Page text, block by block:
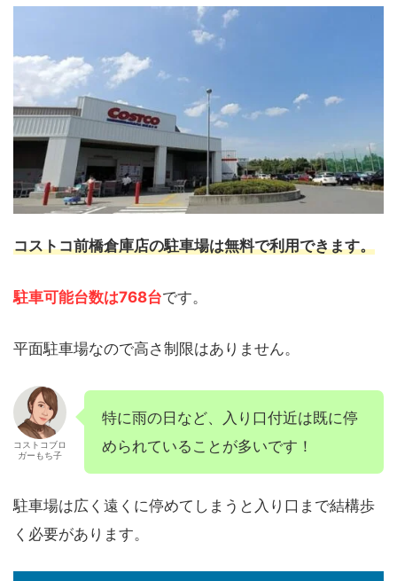
コストコ前橋倉庫店の駐車場は無料で利用できます。
駐車可能台数は768台です。
平面駐車場なので高さ制限はありません。
コストコブロ
ガーもち子
特に雨の日など、入り口付近は既に停
められていることが多いです！
駐車場は広く遠くに停めてしまうと入り口まで結構歩
く必要があります。